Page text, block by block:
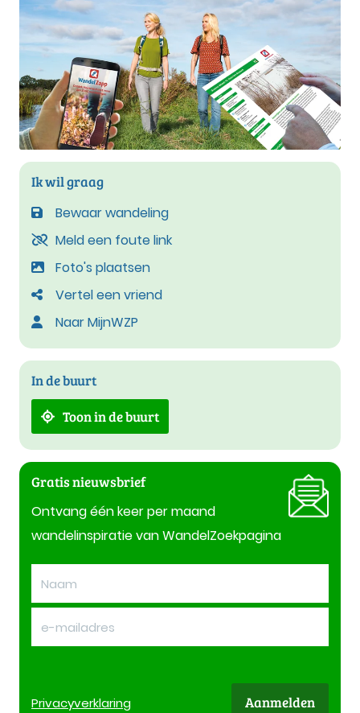
Ik wil graag
Bewaar wandeling
Meld een foute link
Foto's plaatsen
Vertel een vriend
Naar MijnWZP
In de buurt
Toon in de buurt
Gratis nieuwsbrief
Ontvang één keer per maand
wandelinspiratie van WandelZoekpagina
Privacyverklaring Aanmelden